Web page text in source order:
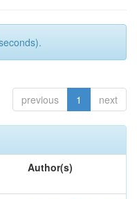
previous 1 next
Author(s)